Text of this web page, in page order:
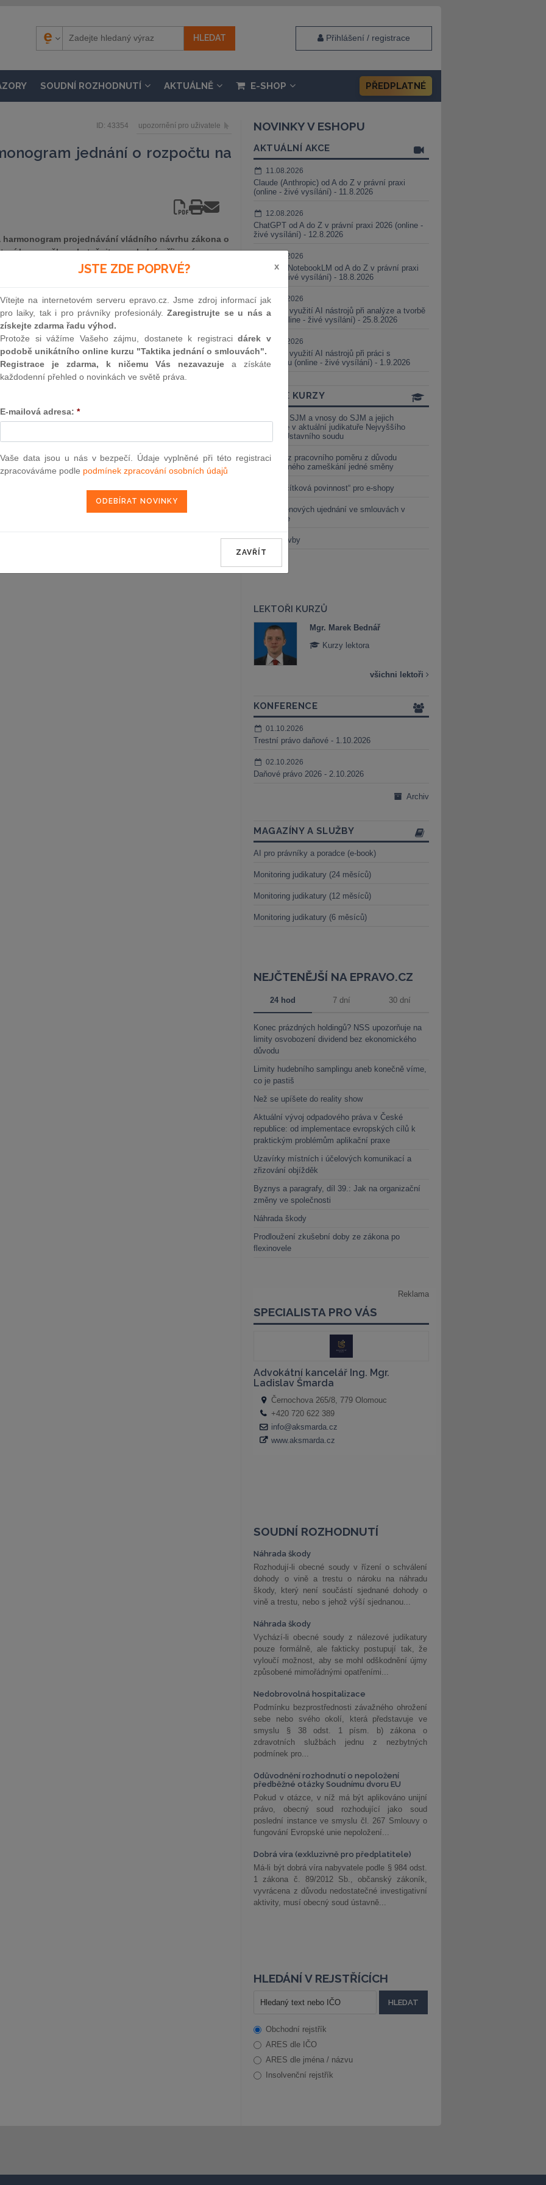
Přihlášení / registrace
SOUDNÍ ROZHODNUTÍ AKTUÁLNĚ E-SHOP PŘEDPLATNÉ
ID: 43354 upozornění pro uživatele
jednání o rozpočtu na
projednávání vládního návrhu zákona o
by se mělo uskutečnit v posledním říjnovém
plánují v týdnu od 11. prosince. Vláda musí podle
konce září. O jeho definitivní podobě kabinet teprve
rozpočtový výbor, který je garantem projednávání tohoto
sněmovny pro prvé čtení do 18. října. V termínu od
Do 26. listopadu pak výbory projednají přikázané kapitoly
Ve středu 29. listopadu se ve 14:00 sejdou poslanci
kapitol.
od 6. prosince. Nejdříve 48 hodin po ukončení druhého
Zákon o rozpočtu pak musí ještě podepsat prezident.
právo |
NOVINKY V ESHOPU
AKTUÁLNÍ AKCE
11.08.2026
Claude (Anthropic) od A do Z v právní praxi
(online - živé vysílání) - 11.8.2026
12.08.2026
ChatGPT od A do Z v právní praxi 2026 (online -
živé vysílání) - 12.8.2026
18.08.2026
Gemini a NotebookLM od A do Z v právní praxi
(online - živé vysílání) - 18.8.2026
25.08.2026
Praktické využití AI nástrojů při analýze a tvorbě
smluv (online - živé vysílání) - 25.8.2026
01.09.2026
Praktické využití AI nástrojů při práci s
judikaturou (online - živé vysílání) - 1.9.2026
ONLINE KURZY
Vnosy ze SJM a vnosy do SJM a jejich
valorizace v aktuální judikatuře Nejvyššího
soudu a Ústavního soudu
Výpověď z pracovního poměru z důvodu
neomluveného zameškání jedné směny
Nová „tlačítková povinnost“ pro e-shopy
Změna cenových ujednání ve smlouvách v
energetice
Černé stavby
LEKTOŘI KURZŮ
Mgr. Marek Bednář
Kurzy lektora
všichni lektoři
KONFERENCE
01.10.2026
Trestní právo daňové - 1.10.2026
02.10.2026
Daňové právo 2026 - 2.10.2026
Archiv
MAGAZÍNY A SLUŽBY
AI pro právníky a poradce (e-book)
Monitoring judikatury (24 měsíců)
Monitoring judikatury (12 měsíců)
Monitoring judikatury (6 měsíců)
NEJČTENĚJŠÍ NA EPRAVO.CZ
24 hod 7 dní 30 dní
Konec prázdných holdingů? NSS upozorňuje na
limity osvobození dividend bez ekonomického
důvodu
Limity hudebního samplingu aneb konečně víme,
co je pastiš
Než se upíšete do reality show
Aktuální vývoj odpadového práva v České
republice: od implementace evropských cílů k
praktickým problémům aplikační praxe
Uzavírky místních i účelových komunikací a
zřizování objížděk
Byznys a paragrafy, díl 39.: Jak na organizační
změny ve společnosti
Náhrada škody
Prodloužení zkušební doby ze zákona po
flexinovele
SOUDNÍ ROZHODNUTÍ
Náhrada škody
Rozhodují-li obecné soudy v řízení o schválení
dohody o vině a trestu o nároku na náhradu
škody, který není součástí sjednané dohody o
vině a trestu, nebo s jehož výší sjednanou...
Náhrada škody
Vychází-li obecné soudy z nálezové judikatury
pouze formálně, ale fakticky postupují tak, že
vyloučí možnost, aby se mohl odškodnění újmy
způsobené mimořádnými opatřeními...
Nedobrovolná hospitalizace
Podmínku bezprostřednosti závažného ohrožení
sebe nebo svého okolí, která představuje ve
smyslu § 38 odst. 1 písm. b) zákona o
zdravotních službách jednu z nezbytných
podmínek pro...
Odůvodnění rozhodnutí o nepoložení
předběžné otázky Soudnímu dvoru EU
Pokud v otázce, v níž má být aplikováno unijní
právo, obecný soud rozhodující jako soud
poslední instance ve smyslu čl. 267 Smlouvy o
fungování Evropské unie nepoložení...
Dobrá víra (exkluzivně pro předplatitele)
Má-li být dobrá víra nabyvatele podle § 984 odst.
1 zákona č. 89/2012 Sb., občanský zákoník,
vyvrácena z důvodu nedostatečné investigativní
aktivity, musí obecný soud ústavně...
HLEDÁNÍ V REJSTŘÍCÍCH
Obchodní rejstřík
ARES dle IČO
ARES dle jména / názvu
Insolvenční rejstřík
JSTE ZDE POPRVÉ? x
Vítejte na internetovém serveru epravo.cz. Jsme zdroj informací jak
pro laiky, tak i pro právníky profesionály.Zaregistrujte se u nás a
získejte zdarma řadu výhod.
Protože si vážíme Vašeho zájmu, dostanete k registracidárek v
podobě unikátního online kurzu "Taktika jednání o smlouvách".
Registrace je zdarma, k ničemu Vás nezavazuje a získáte
každodenní přehled o novinkách ve světě práva.
E-mailová adresa: *
Vaše data jsou u nás v bezpečí. Údaje vyplněné při této registraci
zpracováváme podle podmínek zpracování osobních údajů
ZAVŘÍT